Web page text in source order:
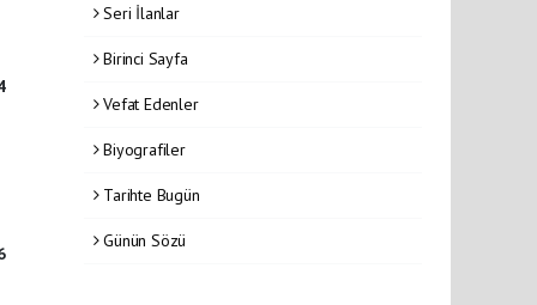
Seri İlanlar
Birinci Sayfa
Vefat Edenler
Biyografiler
Tarihte Bugün
Günün Sözü